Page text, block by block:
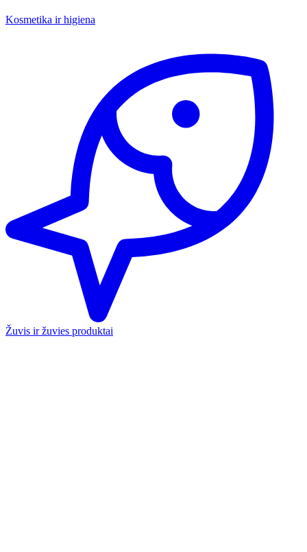
Kosmetika ir higiena
Žuvis ir žuvies produktai